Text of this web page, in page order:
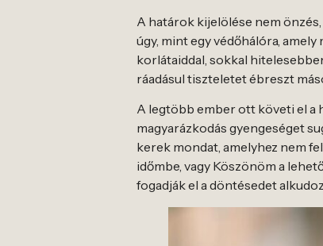
A határok kijelölése nem
úgy, mint egy védőhálóra,
korlátaiddal, sokkal
ráadásul tiszteletet ébreszt
A legtöbb ember ott követi el a
magyarázkodás gyengeséget
kerek mondat, amelyhez nem
időmbe, vagy Köszönöm a
fogadják el a döntésedet